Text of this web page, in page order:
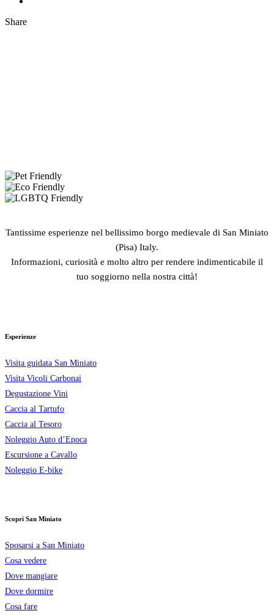
Share
Tantissime esperienze nel bellissimo borgo medievale di San Miniato
(Pisa) Italy.
Informazioni, curiosità e molto altro per rendere indimenticabile il
tuo soggiorno nella nostra città!
Esperienze
Visita guidata San Miniato
Visita Vicoli Carbonai
Degustazione Vini
Caccia al Tartufo
Caccia al Tesoro
Noleggio Auto d’Epoca
Escursione a Cavallo
Noleggio E-bike
Scopri San Miniato
Sposarsi a San Miniato
Cosa vedere
Dove mangiare
Dove dormire
Cosa fare